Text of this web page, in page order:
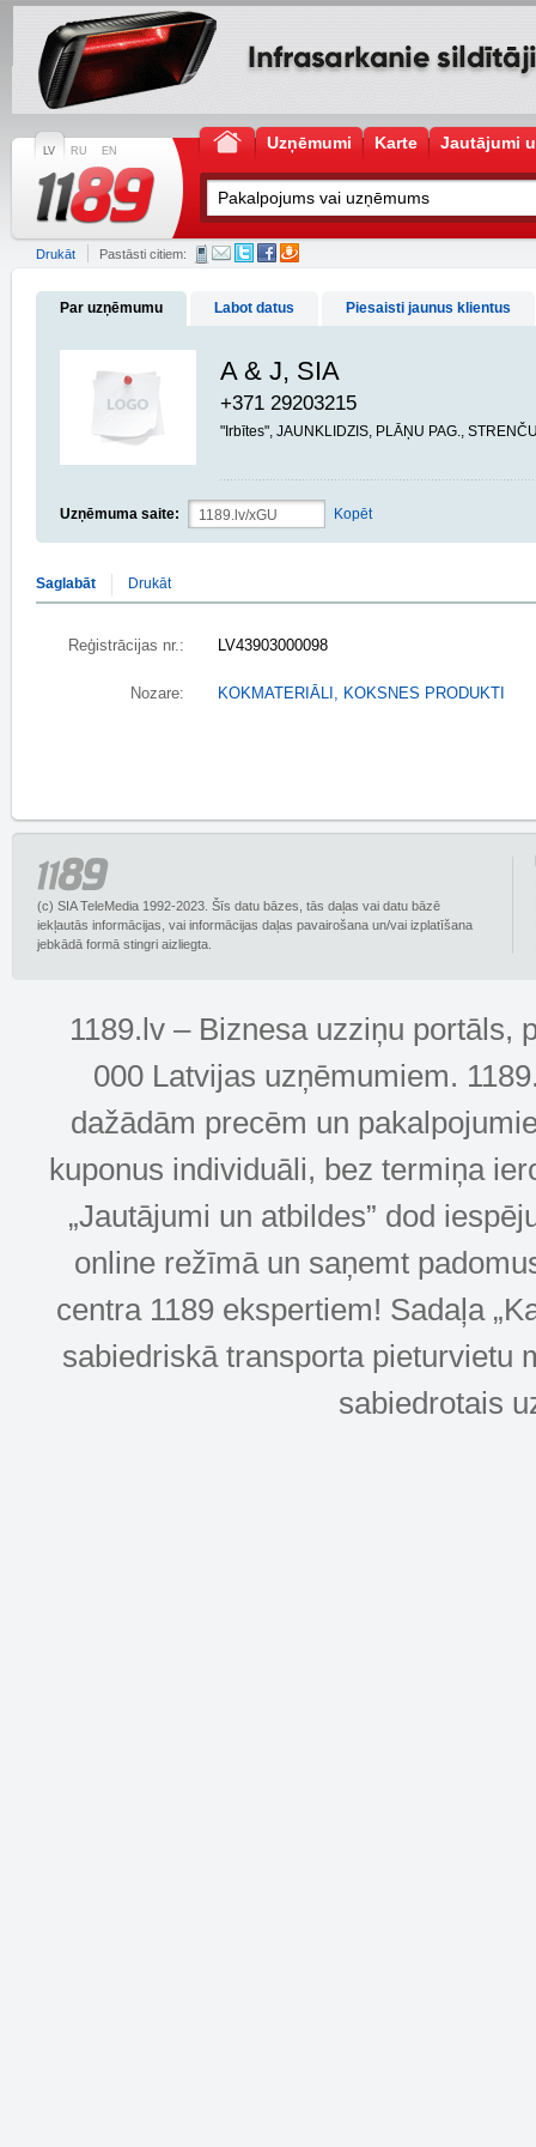
LV RU EN Uzņēmumi Karte Jautājumi
Drukāt Pastāsti citiem:
Par uzņēmumu Labot datus Piesaisti jaunus klientus
A & J, SIA
+371 29203215
"Irbītes", JAUNKLIDZIS, PLĀŅU PAG.,
Uzņēmuma saite: Kopēt
Saglabāt Drukāt
Reģistrācijas nr.: LV43903000098
Nozare: KOKMATERIĀLI, KOKSNES PRODUKTI
(c) SIA TeleMedia 1992-2023. Šīs datu bāzes, tās daļas vai datu bāzē
iekļautās informācijas, vai informācijas daļas pavairošana un/vai izplatīšana
jebkādā formā stingri aizliegta.
1189.lv – Biznesa uzziņu portāls,
000 Latvijas uzņēmumiem.
dažādām precēm un
kuponus individuāli, bez termiņa
„Jautājumi un atbildes” dod
online režīmā un saņemt
centra 1189 ekspertiem! Sadaļa
sabiedriskā transporta pieturvietu
sabiedrotais